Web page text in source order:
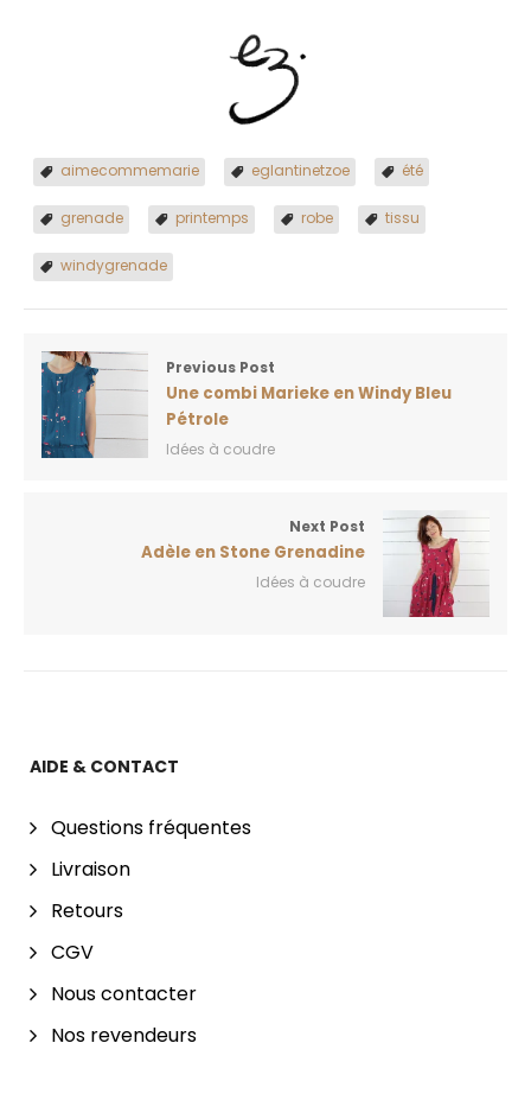
aimecommemarie eglantinetzoe été
grenade printemps robe tissu
windygrenade
Previous Post
Une combi Marieke en Windy Bleu
Pétrole
Idées à coudre
Next Post
Adèle en Stone Grenadine
Idées à coudre
AIDE & CONTACT
Questions fréquentes
Livraison
Retours
CGV
Nous contacter
Nos revendeurs